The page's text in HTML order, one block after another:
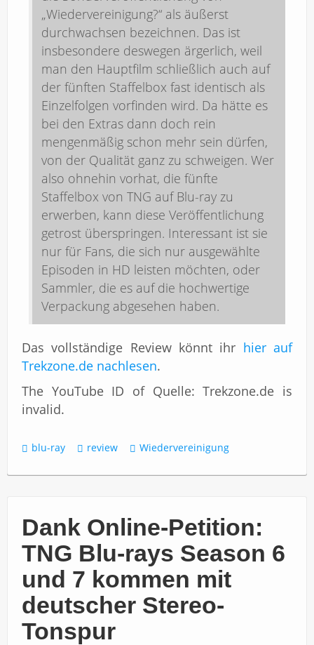
„Wiedervereinigung?“ als äußerst
durchwachsen bezeichnen. Das ist
insbesondere deswegen ärgerlich, weil
man den Hauptfilm schließlich auch auf
der fünften Staffelbox fast identisch als
Einzelfolgen vorfinden wird. Da hätte es
bei den Extras dann doch rein
mengenmäßig schon mehr sein dürfen,
von der Qualität ganz zu schweigen. Wer
also ohnehin vorhat, die fünfte
Staffelbox von TNG auf Blu-ray zu
erwerben, kann diese Veröffentlichung
getrost überspringen. Interessant ist sie
nur für Fans, die sich nur ausgewählte
Episoden in HD leisten möchten, oder
Sammler, die es auf die hochwertige
Verpackung abgesehen haben.
Das vollständige Review könnt ihr hier auf
Trekzone.de nachlesen.
The YouTube ID of Quelle: Trekzone.de is
invalid.
blu-ray review Wiedervereinigung
Dank Online-Petition:
TNG Blu-rays Season 6
und 7 kommen mit
deutscher Stereo-
Tonspur